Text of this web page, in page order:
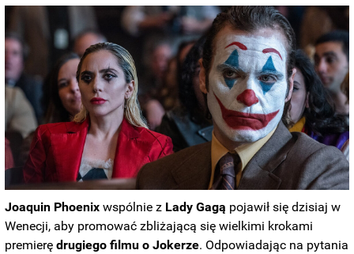
Joaquin Phoenix wspólnie z Lady Gagą pojawił się dzisiaj w
Wenecji, aby promować zbliżającą się wielkimi krokami
premierę drugiego filmu o Jokerze. Odpowiadając na pytania